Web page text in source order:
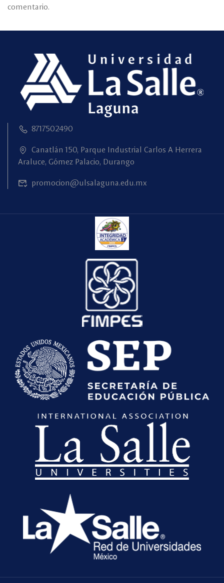
comentario.
8717502490
Canatlán 150, Parque Industrial Carlos A Herrera
Araluce, Gómez Palacio, Durango
promocion@ulsalaguna.edu.mx